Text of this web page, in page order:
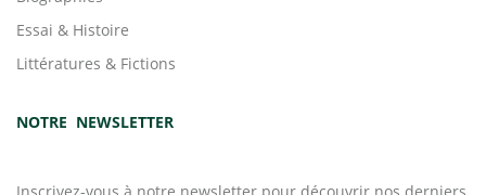
Essai & Histoire
Littératures & Fictions
NOTRE NEWSLETTER
Inscrivez-vous à notre newsletter pour découvrir nos derniers